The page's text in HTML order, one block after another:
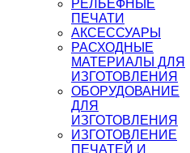
РЕЛЬЕФНЫЕ
ПЕЧАТИ
АКСЕССУАРЫ
РАСХОДНЫЕ
МАТЕРИАЛЫ ДЛЯ
ИЗГОТОВЛЕНИЯ
ОБОРУДОВАНИЕ
ДЛЯ
ИЗГОТОВЛЕНИЯ
ИЗГОТОВЛЕНИЕ
ПЕЧАТЕЙ И